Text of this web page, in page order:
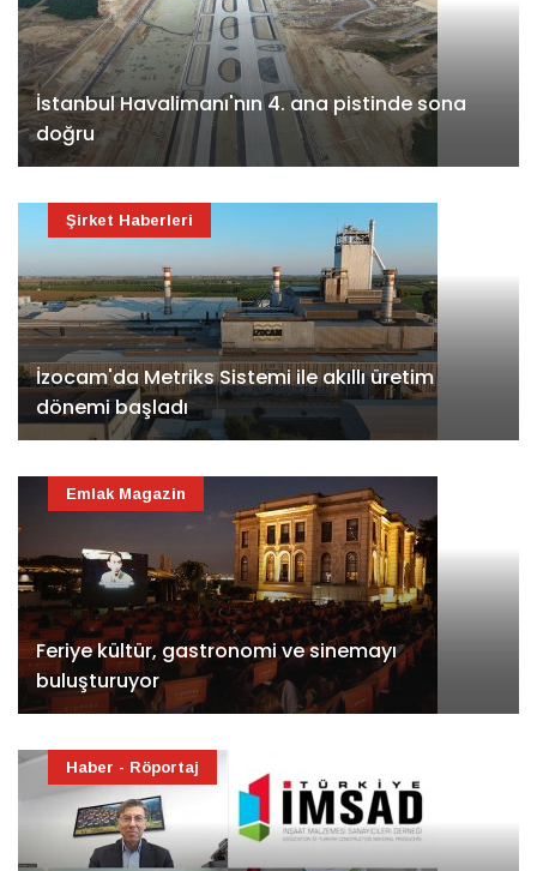
İstanbul Havalimanı'nın 4. ana pistinde sona
doğru
İzocam'da Metriks Sistemi ile akıllı üretim
dönemi başladı
Şirket Haberleri
Feriye kültür, gastronomi ve sinemayı
buluşturuyor
Emlak Magazin
Haber - Röportaj